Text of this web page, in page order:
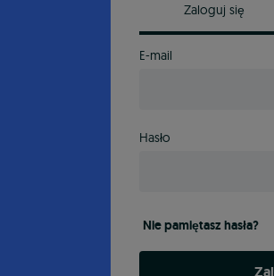
Zaloguj się
E-mail
Hasło
Nie pamiętasz hasła?